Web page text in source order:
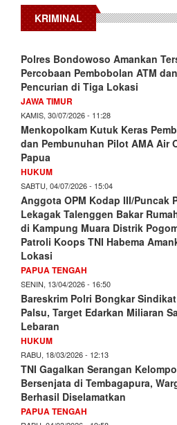
KRIMINAL
Polres Bondowoso Amankan
Percobaan Pembobolan ATM dan
Pencurian di Tiga Lokasi
JAWA TIMUR
KAMIS, 30/07/2026 - 11:28
Menkopolkam Kutuk Keras
dan Pembunuhan Pilot AMA Air
Papua
HUKUM
SABTU, 04/07/2026 - 15:04
Anggota OPM Kodap III/Puncak
Lekagak Talenggen Bakar
di Kampung Muara Distrik
Patroli Koops TNI Habema
Lokasi
PAPUA TENGAH
SENIN, 13/04/2026 - 16:50
Bareskrim Polri Bongkar
Palsu, Target Edarkan Miliaran
Lebaran
HUKUM
RABU, 18/03/2026 - 12:13
TNI Gagalkan Serangan
Bersenjata di Tembagapura,
Berhasil Diselamatkan
PAPUA TENGAH